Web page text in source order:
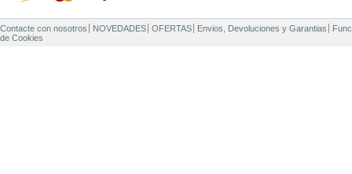
Contacte con nosotros NOVEDADES OFERTAS Envios, Devoluciones y Garantias
de Cookies